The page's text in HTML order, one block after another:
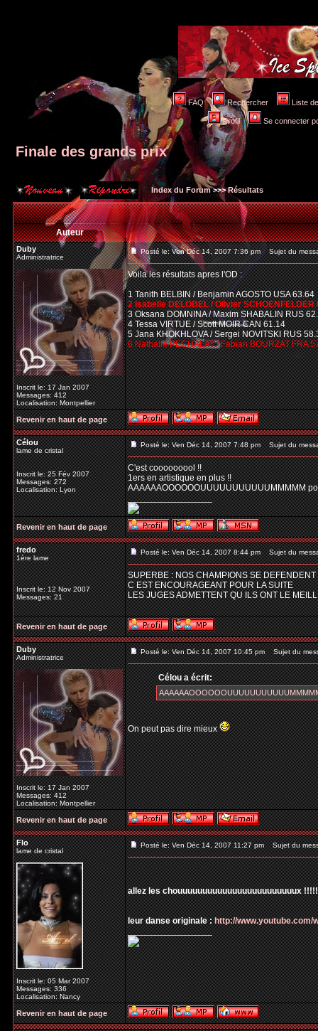
FAQ Rechercher Liste
Profil Se connecter
Finale des grands prix
Index du Forum>>>Résultats
Auteur
Duby
Administratrice
Inscrit le: 17 Jan 2007
Messages: 412
Localisation: Montpellier
Posté le: Ven Déc 14, 2007 7:36 pm Sujet du
Voila les résultats apres l'OD :
1 Tanith BELBIN / Benjamin AGOSTO USA 63.64
2 Isabelle DELOBEL / Olivier SCHOENFELDER
3 Oksana DOMNINA / Maxim SHABALIN RUS
4 Tessa VIRTUE / Scott MOIR CAN 61.14
5 Jana KHOKHLOVA / Sergei NOVITSKI RUS
6 Nathalie PECHALAT / Fabian BOURZAT FRA
Revenir en haut de page
Célou
lame de cristal
Inscrit le: 25 Fév 2007
Messages: 272
Localisation: Lyon
Posté le: Ven Déc 14, 2007 7:48 pm Sujet du
C'est cooooooool !!
1ers en artistique en plus !!
AAAAAAOOOOOOUUUUUUUUUUUMMMMM
_________________
Revenir en haut de page
fredo
1ère lame
Inscrit le: 12 Nov 2007
Messages: 21
Posté le: Ven Déc 14, 2007 8:44 pm Sujet du
SUPERBE : NOS CHAMPIONS SE
C EST ENCOURAGEANT POUR LA SUITE
LES JUGES ADMETTENT QU ILS ONT LE
Revenir en haut de page
Duby
Administratrice
Inscrit le: 17 Jan 2007
Messages: 412
Localisation: Montpellier
Posté le: Ven Déc 14, 2007 10:45 pm Sujet du
Célou a écrit:
On peut pas dire mieux
Revenir en haut de page
Flo
lame de cristal
Inscrit le: 05 Mar 2007
Messages: 336
Localisation: Nancy
Posté le: Ven Déc 14, 2007 11:27 pm Sujet du
allez les chouuuuuuuuuuuuuuuuuuuuuuuux
leur danse originale :http://www.youtube.com/
_________________
Revenir en haut de page